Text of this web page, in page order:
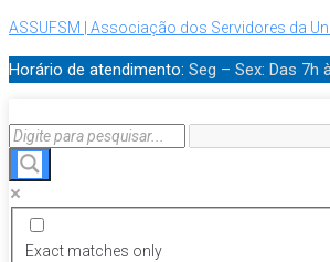
ASSUFSM | Associação dos Servidores da
Horário de atendimento: Seg – Sex: Das 7h
Exact matches only